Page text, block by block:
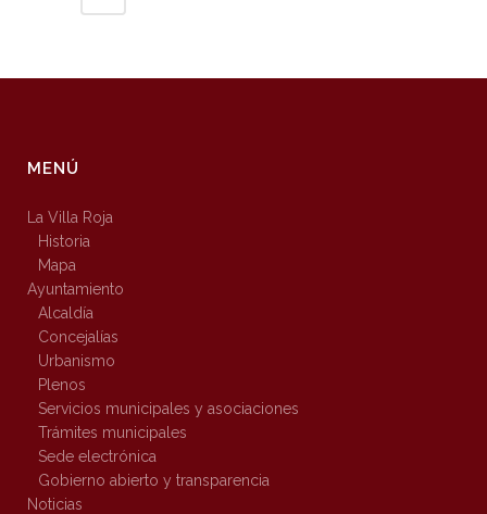
MENÚ
La Villa Roja
Historia
Mapa
Ayuntamiento
Alcaldía
Concejalías
Urbanismo
Plenos
Servicios municipales y asociaciones
Trámites municipales
Sede electrónica
Gobierno abierto y transparencia
Noticias